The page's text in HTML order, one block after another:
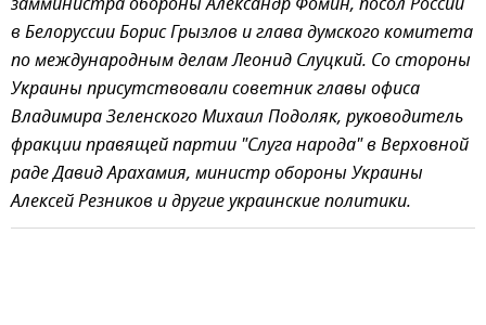
в Белоруссии Борис Грызлов и глава думского комитета
по международным делам Леонид Слуцкий. Со стороны
Украины присутствовали советник главы офиса
Владимира Зеленского Михаил Подоляк, руководитель
фракции правящей партии "Слуга народа" в Верховной
раде Давид Арахамия, министр обороны Украины
Алексей Резников и другие украинские политики.